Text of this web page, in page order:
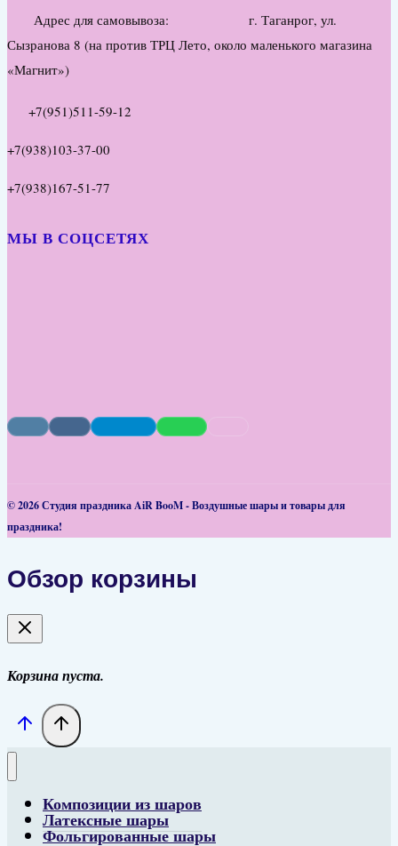
Адрес для самовывоза: г. Таганрог, ул.
Сызранова 8 (на против ТРЦ Лето, около маленького магазина
«Магнит»)
+7(951)511-59-12
+7(938)103-37-00
+7(938)167-51-77
МЫ В СОЦСЕТЯХ
© 2026 Студия праздника AiR BooM - Воздушные шары и товары для
праздника!
Обзор корзины
Корзина пуста.
Композиции из шаров
Латексные шары
Фольгированные шары